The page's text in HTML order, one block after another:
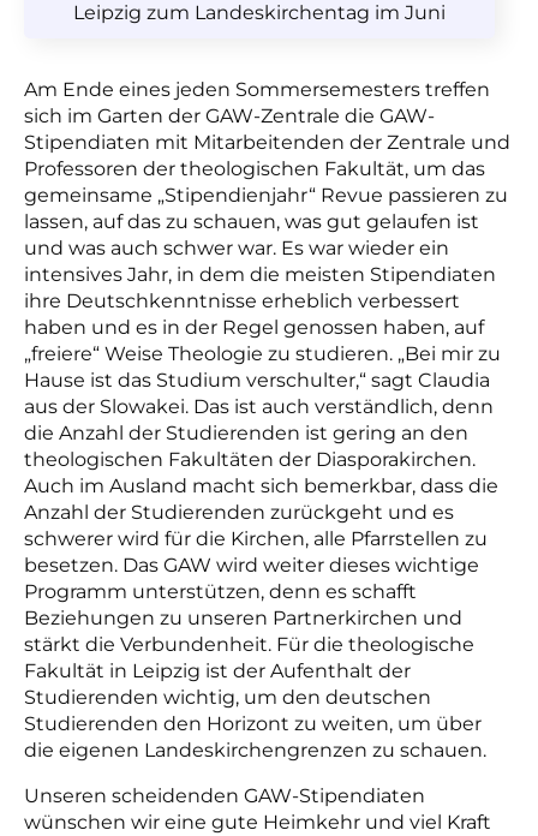
Leipzig zum Landeskirchentag im Juni
Am Ende eines jeden Sommersemesters treffen
sich im Garten der GAW-Zentrale die GAW-
Stipendiaten mit Mitarbeitenden der Zentrale und
Professoren der theologischen Fakultät, um das
gemeinsame „Stipendienjahr“ Revue passieren zu
lassen, auf das zu schauen, was gut gelaufen ist
und was auch schwer war. Es war wieder ein
intensives Jahr, in dem die meisten Stipendiaten
ihre Deutschkenntnisse erheblich verbessert
haben und es in der Regel genossen haben, auf
„freiere“ Weise Theologie zu studieren. „Bei mir zu
Hause ist das Studium verschulter,“ sagt Claudia
aus der Slowakei. Das ist auch verständlich, denn
die Anzahl der Studierenden ist gering an den
theologischen Fakultäten der Diasporakirchen.
Auch im Ausland macht sich bemerkbar, dass die
Anzahl der Studierenden zurückgeht und es
schwerer wird für die Kirchen, alle Pfarrstellen zu
besetzen. Das GAW wird weiter dieses wichtige
Programm unterstützen, denn es schafft
Beziehungen zu unseren Partnerkirchen und
stärkt die Verbundenheit. Für die theologische
Fakultät in Leipzig ist der Aufenthalt der
Studierenden wichtig, um den deutschen
Studierenden den Horizont zu weiten, um über
die eigenen Landeskirchengrenzen zu schauen.
Unseren scheidenden GAW-Stipendiaten
wünschen wir eine gute Heimkehr und viel Kraft